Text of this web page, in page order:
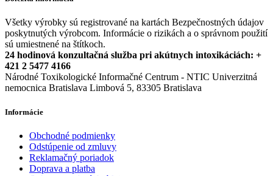
Všetky výrobky sú registrované na kartách Bezpečnostných údajov
poskytnutých výrobcom. Informácie o rizikách a o správnom použití
sú umiestnené na štítkoch.
24 hodinová konzultačná služba pri akútnych intoxikáciách: +
421 2 5477 4166
Národné Toxikologické Informačné Centrum - NTIC Univerzitná
nemocnica Bratislava Limbová 5, 83305 Bratislava
Informácie
Obchodné podmienky
Odstúpenie od zmluvy
Reklamačný poriadok
Doprava a platba